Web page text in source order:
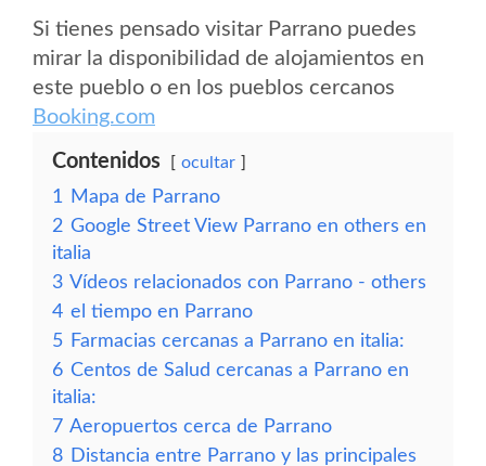
Si tienes pensado visitar Parrano puedes
mirar la disponibilidad de alojamientos en
este pueblo o en los pueblos cercanos
Booking.com
Contenidos ocultar
1
Mapa de Parrano
2 Google Street View Parrano en others en
italia
3 Vídeos relacionados con Parrano - others
4 el tiempo en Parrano
5 Farmacias cercanas a Parrano en italia:
6 Centos de Salud cercanas a Parrano en
italia:
7 Aeropuertos cerca de Parrano
8 Distancia entre Parrano y las principales